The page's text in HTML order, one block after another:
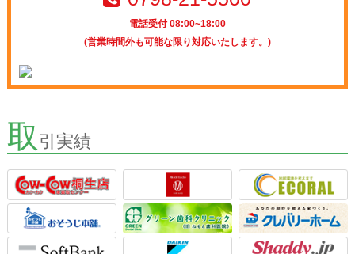
電話受付 08:00~18:00
(営業時間外も可能な限り対応いたします。)
取 引実績